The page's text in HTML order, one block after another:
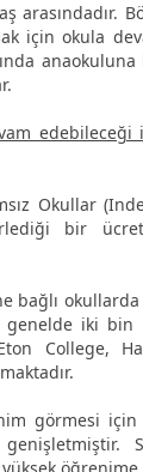
arasındadır.
için okula
anaokuluna
edebileceği
Okullar
bir ücret
bağlı
iki bin
College,
görmesi